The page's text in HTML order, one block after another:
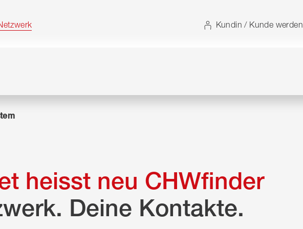
Kundin / Kunde werden
heisst neu CHWfinder
Deine Kontakte.